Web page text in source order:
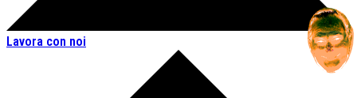
Lavora con noi